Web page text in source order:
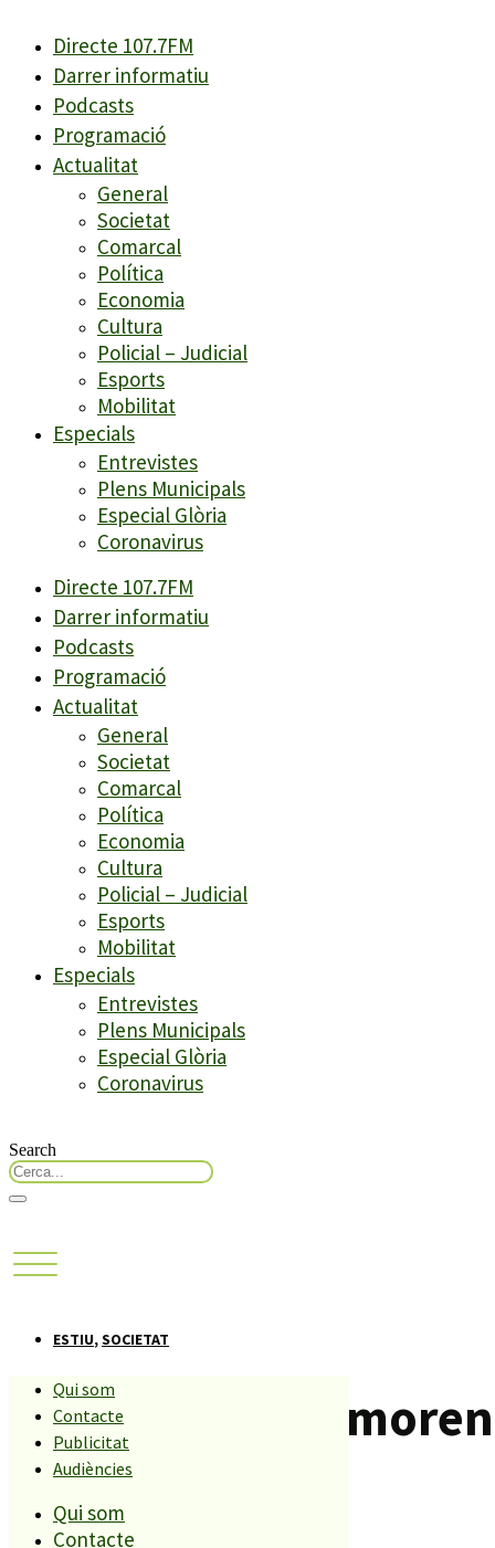
Directe 107.7FM
Darrer informatiu
Podcasts
Programació
Actualitat
General
Societat
Comarcal
Política
Economia
Cultura
Policial – Judicial
Esports
Mobilitat
Especials
Entrevistes
Plens Municipals
Especial Glòria
Coronavirus
Directe 107.7FM
Darrer informatiu
Podcasts
Programació
Actualitat
General
Societat
Comarcal
Política
Economia
Cultura
Policial – Judicial
Esports
Mobilitat
Especials
Entrevistes
Plens Municipals
Especial Glòria
Coronavirus
Search
Qui som
Contacte
Publicitat
Audiències
Qui som
Contacte
ESTIU,SOCIETAT
Dues persones
Susanna